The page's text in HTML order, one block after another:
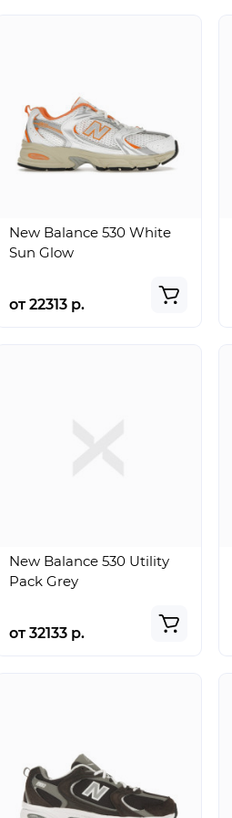
New Balance 530 White
Sun Glow
от 22313 р.
New Balance 530 Utility
Pack Grey
от 32133 р.